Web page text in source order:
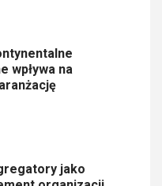
wpływa na
jako